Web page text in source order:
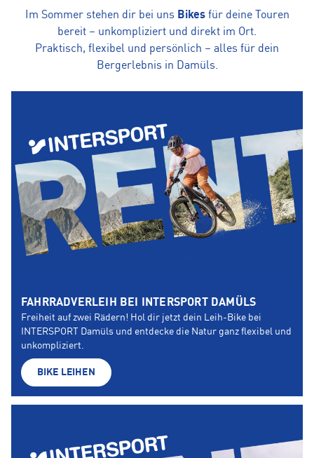
Im Sommer stehen dir bei uns Bikesfür deine Touren
bereit – unkompliziert und direkt im Ort.
Praktisch, flexibel und persönlich – alles für dein
Bergerlebnis in Damüls.
FAHRRADVERLEIH BEI INTERSPORT DAMÜLS
Freiheit auf zwei Rädern! Hol dir jetzt dein Leih-Bike bei
INTERSPORT Damüls und entdecke die Natur ganz flexibel und
unkompliziert.
BIKE LEIHEN